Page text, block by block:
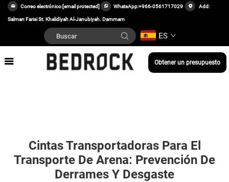
Correo electrónico:[email protected] WhatsApp:+966-0561717029 Add:
Salman Farisi St. Khalidiyah Al-Janubiyah. Dammam
ES
Obtener un presupuesto
Cintas Transportadoras Para El
Transporte De Arena: Prevención De
Derrames Y Desgaste